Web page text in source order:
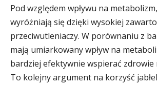
Pod względem wpływu na
wyróżniają się dzięki wysokiej
przeciwutleniaczy. W porównaniu z
mają umiarkowany wpływ na
bardziej efektywnie wspierać zdrowie
To kolejny argument na korzyść